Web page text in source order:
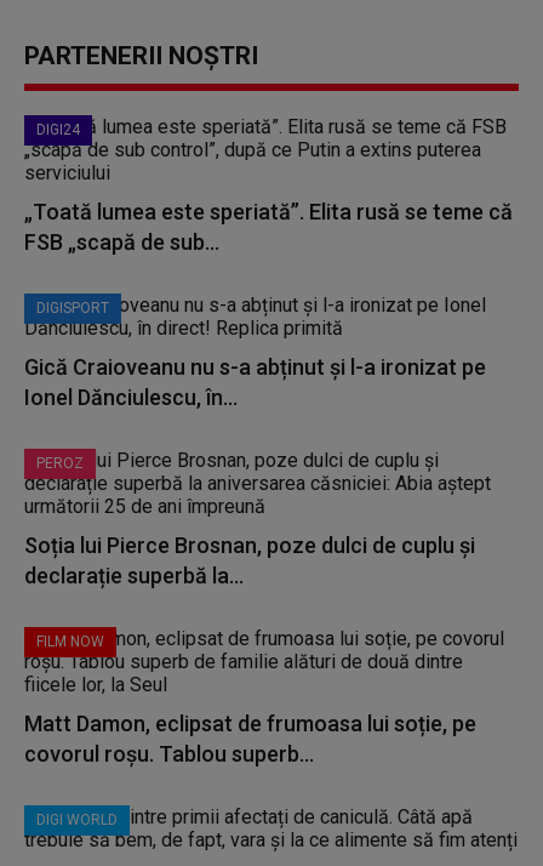
PARTENERII NOȘTRI
DIGI24
„Toată lumea este speriată”. Elita rusă se teme că
FSB „scapă de sub...
DIGISPORT
Gică Craioveanu nu s-a abținut și l-a ironizat pe
Ionel Dănciulescu, în...
PEROZ
Soția lui Pierce Brosnan, poze dulci de cuplu și
declarație superbă la...
FILM NOW
Matt Damon, eclipsat de frumoasa lui soție, pe
covorul roșu. Tablou superb...
DIGI WORLD